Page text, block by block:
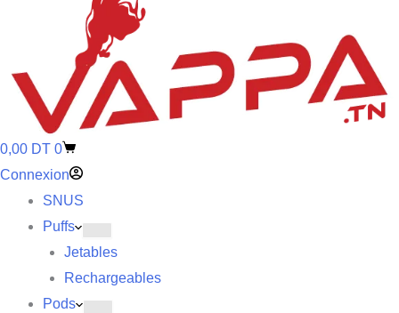
0,00 DT 0
Connexion
SNUS
Puffs
Jetables
Rechargeables
Pods